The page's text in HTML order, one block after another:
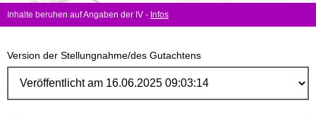
Inhalte beruhen auf Angaben der IV - Infos
Version der Stellungnahme/des Gutachtens